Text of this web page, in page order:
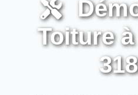
Toiture